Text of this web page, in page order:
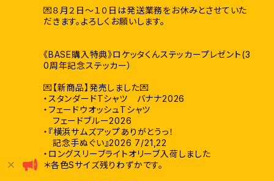
💌８月２日〜１０日は発送業務をお休みとさせていた
だきます。よろしくお願いします。
《BASE購入特典》ロケッタくんステッカープレゼント(3
0周年記念ステッカー）
💌【新商品】発売しました💌
・スタンダードTシャツ バナナ2026
・フェードウオッシュTシャツ
フェードブルー2026
・『横浜サムズアップありがとうっ！
記念手ぬぐい』2026 7/21,22
・ロングスリーブライトオリーブ入荷しました
＊各色Sサイズ残りわずかです。